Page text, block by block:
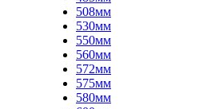
508мм
530мм
550мм
560мм
572мм
575мм
580мм